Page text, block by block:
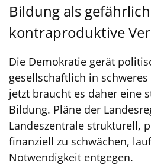
Bildung als
kontraproduktive
Die Demokratie gerät
gesellschaftlich in schweres
jetzt braucht es daher eine
Bildung. Pläne der
Landeszentrale strukturell,
finanziell zu schwächen,
Notwendigkeit entgegen.